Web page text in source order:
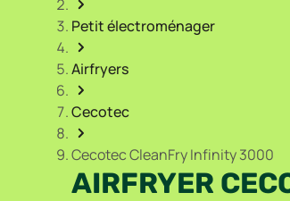
Petit électroménager
Airfryers
Cecotec
Cecotec CleanFry Infinity 3000
AIRFRYER